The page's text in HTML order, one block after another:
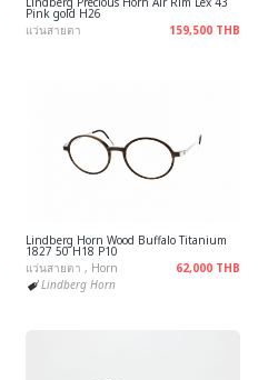
Pink gold H26
แว่นสายตา
159,500 THB
Lindberg Horn Wood Buffalo Titanium
1827 50 H18 P10
แว่นสายตา , Horn
62,000 THB
Lindberg Horn